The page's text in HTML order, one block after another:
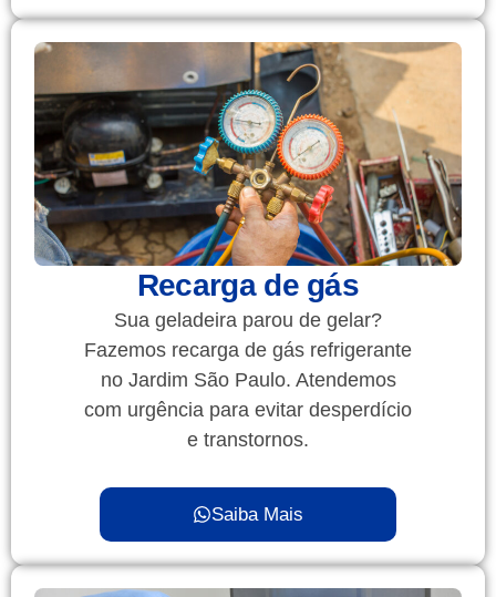
Recarga de gás
Sua geladeira parou de gelar?
Fazemos recarga de gás refrigerante
no Jardim São Paulo. Atendemos
com urgência para evitar desperdício
e transtornos.
Saiba Mais